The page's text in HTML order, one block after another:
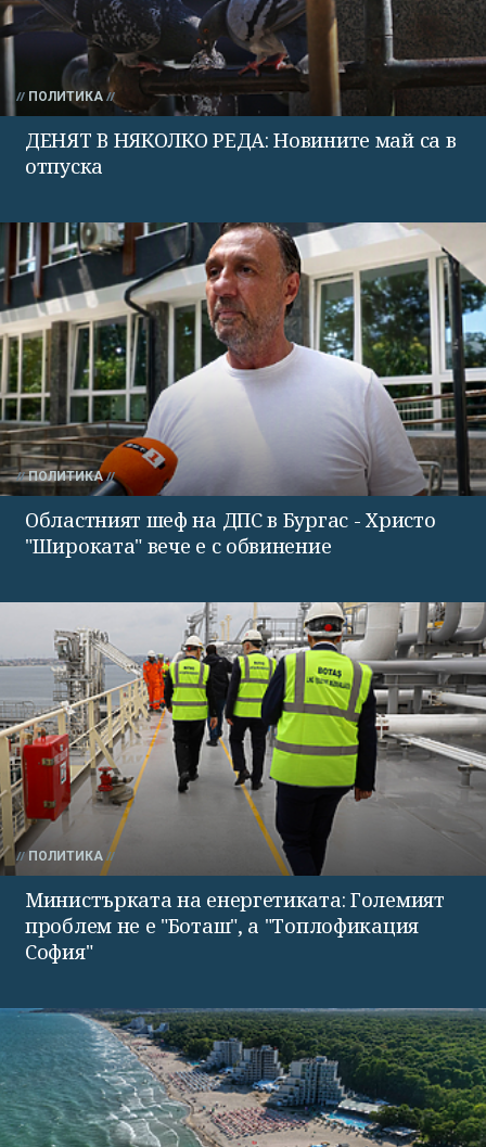
ПОЛИТИКА
ДЕНЯТ В НЯКОЛКО РЕДА: Новините май са в
отпуска
ПОЛИТИКА
Областният шеф на ДПС в Бургас - Христо
"Широката" вече е с обвинение
ПОЛИТИКА
Министърката на енергетиката: Големият
проблем не е "Боташ", а "Топлофикация
София"